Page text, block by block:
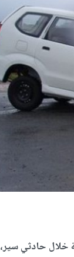
خلال حادثي سير،